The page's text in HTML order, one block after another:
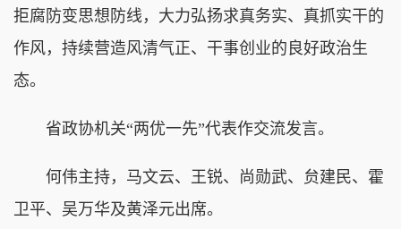
拒腐防变思想防线，大力弘扬求真务实、真抓实干的
作风，持续营造风清气正、干事创业的良好政治生
态。
省政协机关“两优一先”代表作交流发言。
何伟主持，马文云、王锐、尚勋武、贠建民、霍
卫平、吴万华及黄泽元出席。